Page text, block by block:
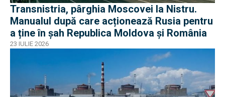
Transnistria, pârghia Moscovei la Nistru.
Manualul după care acționează Rusia pentru
a ține în șah Republica Moldova și România
23 IULIE 2026